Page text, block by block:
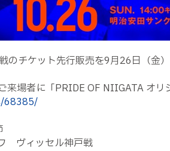
のチケット先行販売を9月26日（金
場者に「PRIDE OF NIIGATA オリ
68385/
ヴィッセル神戸戦